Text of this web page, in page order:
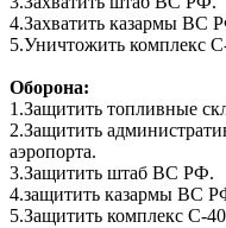
4.Захватить казармы ВС
5.Уничтожить комплекс
Оборона:
1.Защитить топливные
2.Защитить
аэропорта.
3.Защитить штаб ВС РФ.
4.защитить казармы ВС
5.Защитить комплекс С-